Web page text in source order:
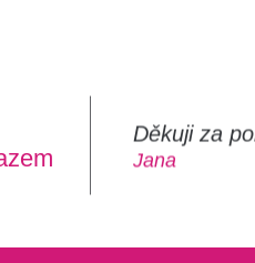
Děkuji za
Jana